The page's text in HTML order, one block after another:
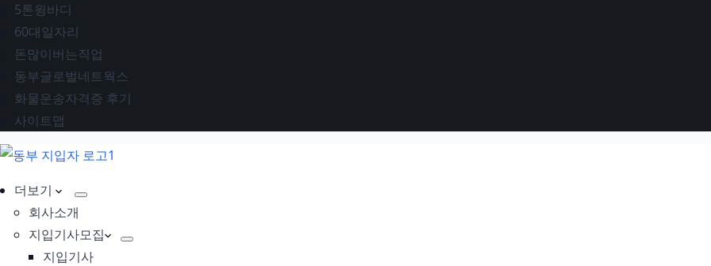
5톤윙바디
60대일자리
돈많이버는직업
동부글로벌네트웍스
화물운송자격증 후기
사이트맵
더보기
회사소개
지입기사모집
지입기사